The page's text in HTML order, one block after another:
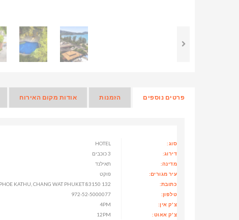
פרטים נוספים הזמנות אודות מקום האירוח
סוג:
HOTEL
דירוג:
3 כוכבים
מדינה:
תאילנד
עיר מגורים:
פוקט
כתובת:
132 THANON THAWEWONG, TAMBON PATONG, AMPHOE KATHU, CHANG WAT PHUKET 83150, תאילנד
טלפון:
972-52-5000077
צ'ק אין:
4PM
צ'ק אאוט:
12PM